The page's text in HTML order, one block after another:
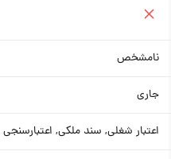
نامشخص
جاری
اعتبار شغلی, سند ملکی, اعتبارسنجی